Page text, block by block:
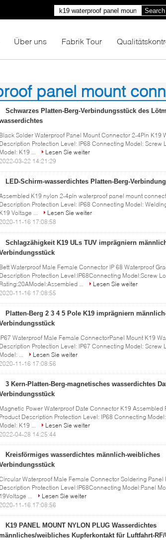
Search
Über uns Fabrik Tour
panel mount
Schwarzes Platten-Berg-Verbindungsstück des
Black Solder Waterproof Panel Mount Connector 2-4Pin K19
Description Protection Level: IP68 Connecting Model: Screw
Model: K19 ...
Lesen Sie weiter
2022-03-22 14:21:29
LED-Schirm-wasserdichtes Platten-Berg-
K19 nylon 2-4pin waterproof panel mount
Description Protection Level: IP68 Connecting Model:
K19 Voltage ...
Lesen Sie weiter
2020-11-16 17:08:58
Schlagzähigkeit K19 ULs TUV imprägniern
Bett Waterproof Male Female Connector IP 68 Waterproof
Description Protection Level:IP68Connecting Model:Screw
Rating:20AModel:Assembled ...
Lesen Sie weiter
2020-11-16 17:08:55
Platten-Berg 2 3 4 5 Pole K19 imprägniern
IP67 Waterproof Male Female ConnectorPanel Mount K19
Description Protection Level: IP67 Connecting Model: Screw
Model: ...
Lesen Sie weiter
2020-11-16 17:08:56
3 Kern-Platten-Berg-magnetisches wasserdichtes
Magnetic Power Waterproof Date Connector K19
Product Description Protection Level: IP68 Connecting
Model: K19 ...
Lesen Sie weiter
2022-04-28 14:25:44
Kreisförmiges wasserdichtes männlich-weibliches
Waterproof Male Female Connector Soldering
Description Protection Level:IP68Connecting Model:Panel
19Voltage ...
Lesen Sie weiter
2020-11-16 17:08:56
K19 PANEL MOUNT NYLON PLUG Wasserdichtes
weibliches Kupferkontakt für Luftfahrt-RF/